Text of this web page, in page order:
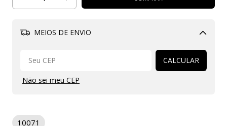
MEIOS DE ENVIO
Alterar CEP
CALCULAR
Não sei meu CEP
10071